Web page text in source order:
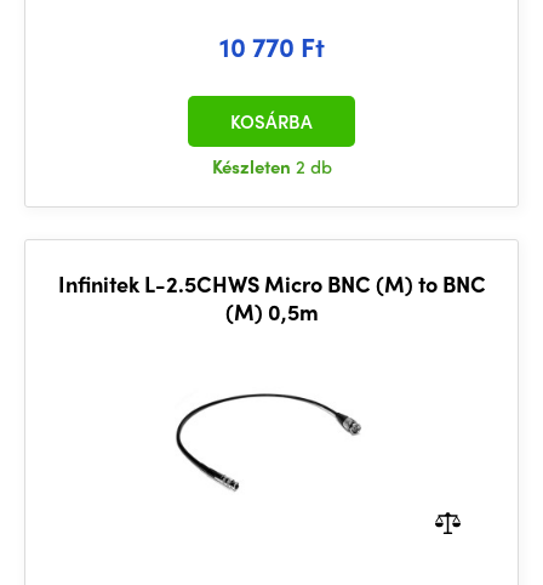
10 770 Ft
Készleten 2 db
KOSÁRBA
Infinitek L-2.5CHWS Micro BNC (M) to BNC
(M) 0,5m